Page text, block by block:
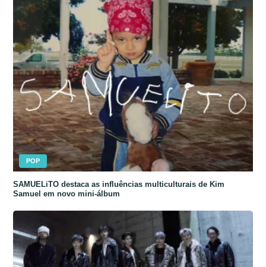
POP
SAMUELiTO destaca as influências multiculturais de Kim
Samuel em novo mini-álbum